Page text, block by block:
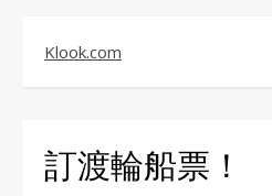
Klook.com
訂渡輪船票！